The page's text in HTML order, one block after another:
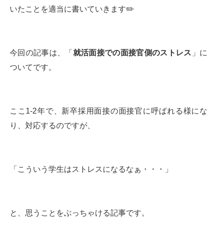
いたことを適当に書いていきます✏️
今回の記事は、「 就活面接での面接官側のストレス 」に
ついてです。
ここ1-2年で、新卒採用面接の面接官に呼ばれる様にな
り、対応するのですが、
「こういう学生はストレスになるなぁ・・・」
と、思うことをぶっちゃける記事です。